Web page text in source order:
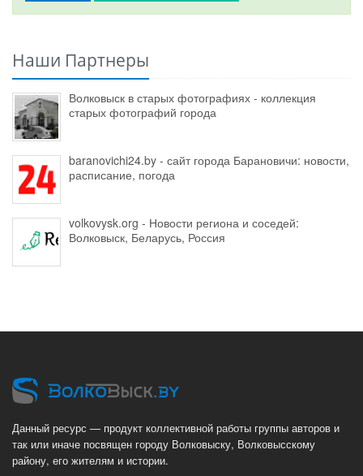
Наши Партнеры
Волковыск в старых фотографиях - коллекция
старых фотографий города
baranovichi24.by - сайт города Барановичи: новости,
расписание, погода
volkovysk.org - Новости региона и соседей:
Волковыск, Беларусь, Россия
Данный ресурс — продукт коллективной работы группы авторов и
так или иначе посвящен городу Волковыску, Волковысскому
району, его жителям и истории.